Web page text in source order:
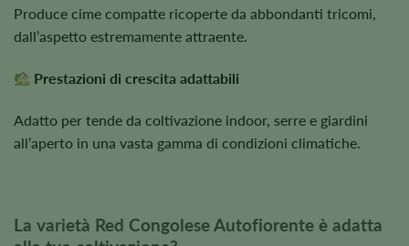
Produce cime compatte ricoperte da abbondanti tricomi,
dall’aspetto estremamente attraente.
Prestazioni di crescita adattabili
Adatto per tende da coltivazione indoor, serre e giardini
all’aperto in una vasta gamma di condizioni climatiche.
La varietà Red Congolese Autofiorente è adatta